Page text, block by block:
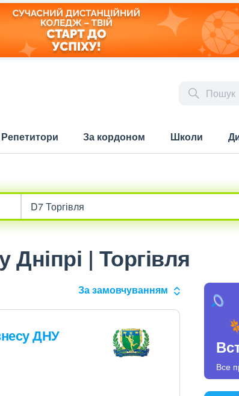
Репетитори За кордоном Школи
| Торгівля
За замовчуванням
ДНУ
Все